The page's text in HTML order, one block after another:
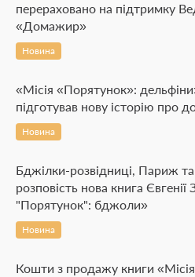
перераховано на підтримку
«Домажир»
Новина
«Місія «Порятунок»:
підготував нову історію про
Новина
Бджілки-розвідниці, Париж
розповість нова книга Євгенії
"Порятунок": бджоли»
Новина
Кошти з продажу книги